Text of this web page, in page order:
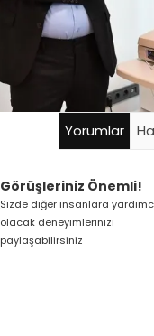
Üroloji
Yorumlar
Görüşleriniz Önemli!
Sizde diğer insanlara
olacak deneyimlerinizi
paylaşabilirsiniz